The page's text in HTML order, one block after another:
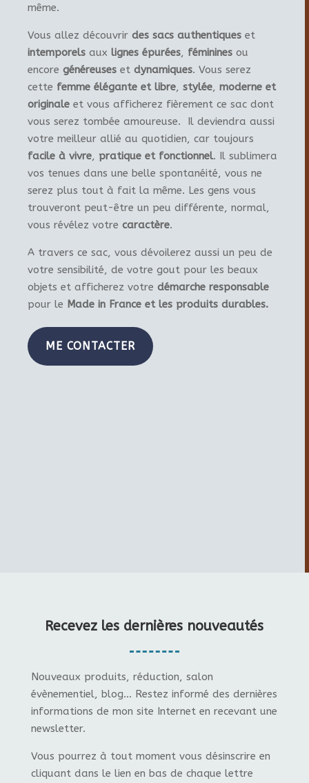
même.
Vous allez découvrir des sacs authentiques et
intemporels aux lignes épurées, féminines ou
encore généreuses et dynamiques. Vous serez
cette femme élégante et libre, stylée, moderne et
originale et vous afficherez fièrement ce sac dont
vous serez tombée amoureuse. Il deviendra aussi
votre meilleur allié au quotidien, car toujours
facile à vivre, pratique et fonctionnel. Il sublimera
vos tenues dans une belle spontanéité, vous ne
serez plus tout à fait la même. Les gens vous
trouveront peut-être un peu différente, normal,
vous révélez votre caractère.
A travers ce sac, vous dévoilerez aussi un peu de
votre sensibilité, de votre gout pour les beaux
objets et afficherez votre démarche responsable
pour le Made in France et les produits durables.
ME CONTACTER
Recevez les dernières nouveautés
Nouveaux produits, réduction, salon
évènementiel, blog... Restez informé des dernières
informations de mon site Internet en recevant une
newsletter.
Vous pourrez à tout moment vous désinscrire en
cliquant dans le lien en bas de chaque lettre